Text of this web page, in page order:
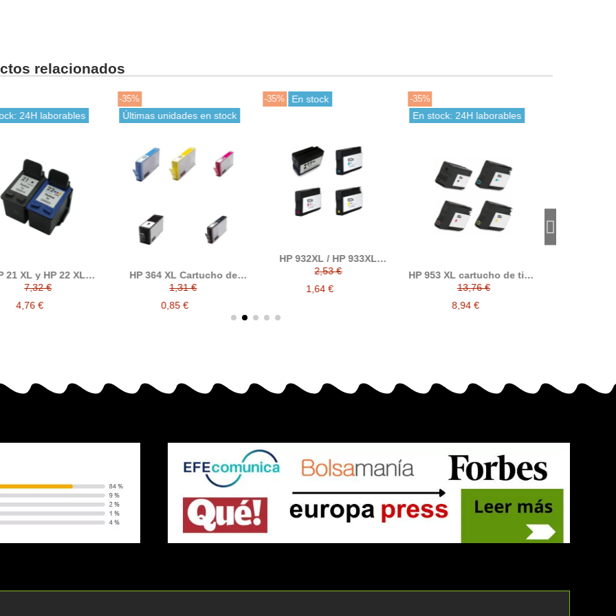
relacionados
24H laborables
XL y HP 22 XL
Cartuchos de tinta
compatibles
7,32 €
4,76 €
-35%
Últimas unidades en stock
HP 364 XL Cartucho de
tinta compatible
1,31 €
0,85 €
-35% En stock
HP 932XL / HP 933XL
cartuchos de tinta
compatibles
2,53 €
1,64 €
-35%
En stock: 24H laborables
HP 953 XL cartucho de tinta
compatible
13,76 €
8,94 €